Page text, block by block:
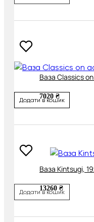
Ваза Classics
7020 ₴
Додати в кошик
Ваза Kintsugi,
13260 ₴
Додати в кошик